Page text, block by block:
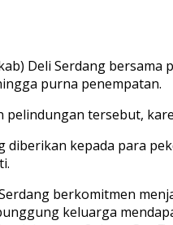
Deli Serdang
purna penempatan.
pelindungan tersebut,
diberikan kepada para
berkomitmen
keluarga